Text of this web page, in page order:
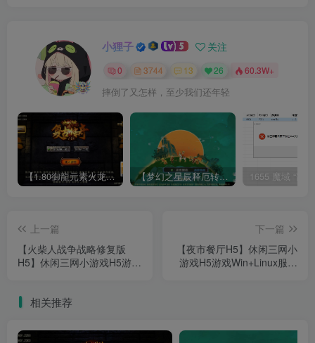
小狸子 关注
0 3744 13 26 60.3W+
摔倒了又怎样，至少我们还年轻
【1.80御龍元素火龙[摸摸登陆器]】战神引擎WIN服务端+GM工具+充值后台+双端+架设教程 【梦幻之星辰释厄转尊享挂机版】MT3换皮梦幻西游Linux服务端+GM后台+双端+源码+架设教程
上一篇
【火柴人战争战略修复版
H5】休闲三网小游戏H5游戏
下一篇
【夜市餐厅H5】休闲三网小
游戏H5游戏Win+Linux服务
相关推荐